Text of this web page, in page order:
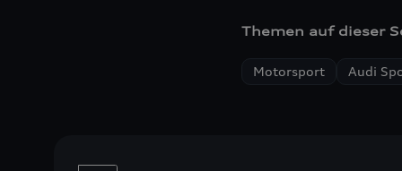
Themen auf dieser
Motorsport Audi